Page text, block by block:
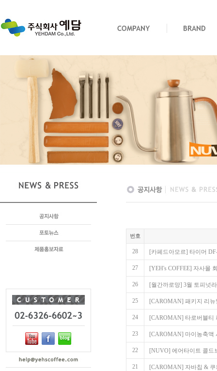
번호
28 [카페드아모르] 타이머
27 [YEH's COFFEE] 자사몰
26 [월간까로망] 3월 토피넛
25 [CAROMAN] 패키지 리뉴
24 [CAROMAN] 타로버블티
23 [CAROMAN] 마이농축액
22 [NUVO] 에어타이트 콜드
21 [CAROMAN] 자바칩 &